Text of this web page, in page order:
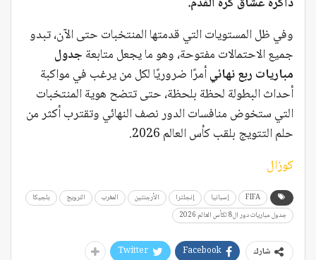
وفي ظل المستويات التي قدمتها المنتخبات حتى الآن، تبدو
جميع الاحتمالات مفتوحة، وهو ما يجعل متابعة جدول
مباريات ربع نهائيأمرًا ضروريًا لكل من يرغب في مواكبة
أحداث البطولة لحظة بلحظة، حتى تتضح هوية المنتخبات
التي ستخوض منافسات الدور نصف النهائي وتقترب أكثر من
حلم التتويج بلقب كأس العالم 2026.
كوزال
FIFA إسبانيا إنجلترا الأرجنتين المغرب النرويج
بلجيكا
جدول مباريات دور ال8 لكأس العالم 2026
شارك Facebook
Twitter